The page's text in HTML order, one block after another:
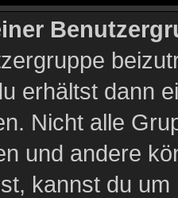
erhältst dann
Nicht alle
und andere
kannst du